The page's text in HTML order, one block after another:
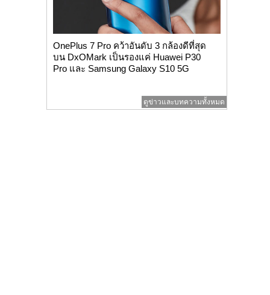
OnePlus 7 Pro คว้าอันดับ 3 กล้องดีที่สุด
บน DxOMark เป็นรองแค่ Huawei P30
Pro และ Samsung Galaxy S10 5G
ดูข่าวและบทความทั้งหมด